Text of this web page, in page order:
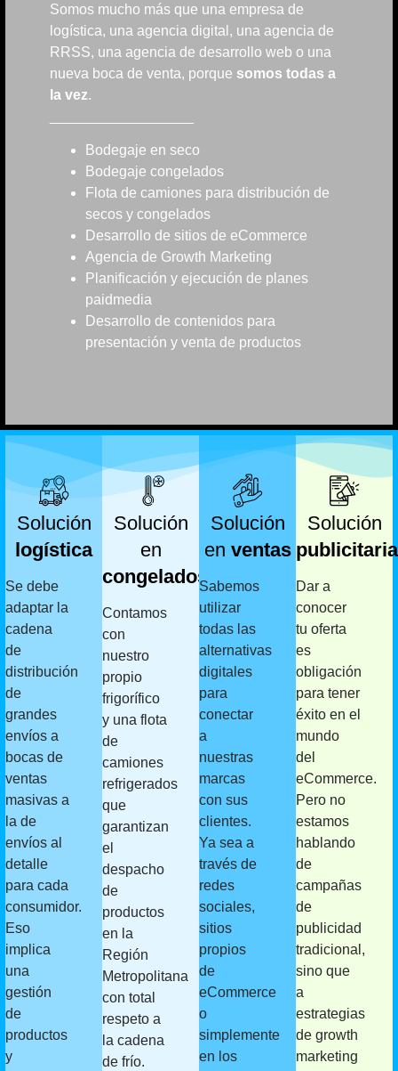
Somos mucho más que una empresa de
logística, una agencia digital, una agencia de
RRSS, una agencia de desarrollo web o una
nueva boca de venta, porque somos todas a
la vez.
Bodegaje en seco
Bodegaje congelados
Flota de camiones para distribución de
secos y congelados
Desarrollo de sitios de eCommerce
Agencia de Growth Marketing
Planificación y ejecución de planes
paidmedia
Desarrollo de contenidos para
presentación y venta de productos
Solución
logística
Se debe
adaptar la
cadena
de
distribución
de
grandes
envíos a
bocas de
ventas
masivas a
la de
envíos al
detalle
para cada
consumidor.
Eso
implica
una
gestión
de
productos
y
Solución
en
congelados
Contamos
con
nuestro
propio
frigorífico
y una flota
de
camiones
refrigerados
que
garantizan
el
despacho
de
productos
en la
Región
Metropolitana
con total
respeto a
la cadena
de frío.
Solución
en ventas
Sabemos
utilizar
todas las
alternativas
digitales
para
conectar
a
nuestras
marcas
con sus
clientes.
Ya sea a
través de
redes
sociales,
sitios
propios
de
eCommerce
o
simplemente
en los
Solución
publicitaria
Dar a
conocer
tu oferta
es
obligación
para tener
éxito en el
mundo
del
eCommerce.
Pero no
estamos
hablando
de
campañas
de
publicidad
tradicional,
sino que
a
estrategias
de growth
marketing